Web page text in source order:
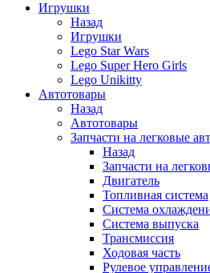
Игрушки
Назад
Игрушки
Lego Star Wars
Lego Super Hero Girls
Lego Unikitty
Автотовары
Назад
Автотовары
Запчасти на легковые
Назад
Запчасти на
Двигатель
Топливная система
Система
Система выпуска
Трансмиссия
Ходовая часть
Рулевое